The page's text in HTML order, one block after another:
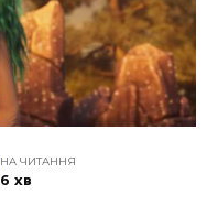
НА ЧИТАННЯ
6 хв